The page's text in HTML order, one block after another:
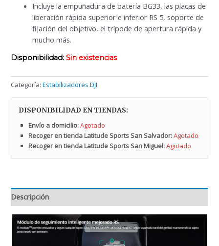
Incluye la empuñadura de batería BG33, las placas de
liberación rápida superior e inferior RS 5, soporte de
fijación del objetivo, el trípode de apertura rápida y
mucho más.
Disponibilidad: Sin existencias
Categoría:Estabilizadores DJI
DISPONIBILIDAD EN TIENDAS:
Envío a domicilio:Agotado
Recoger en tienda Latitude Sports San Salvador:Agotado
Recoger en tienda Latitude Sports San Miguel:Agotado
Descripción